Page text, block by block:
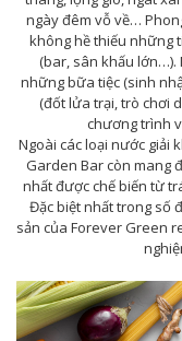
ngày đêm vỗ về…
không hề thiếu những
(bar, sân khấu lớn…).
những bữa tiệc (sinh
(đốt lửa trại, trò chơi
chương trình
Ngoài các loại nước giải
Garden Bar còn mang
nhất được chế biến từ
Đặc biệt nhất trong số
sản của Forever Green